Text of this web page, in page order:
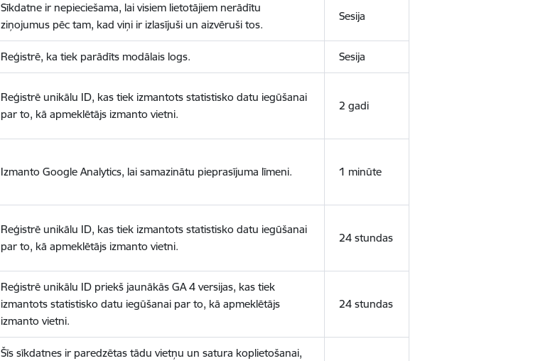
Sīkdatne ir nepieciešama, lai visiem lietotājiem nerādītu
ziņojumus pēc tam, kad viņi ir izlasījuši un aizvēruši tos.
Sesija
Reģistrē, ka tiek parādīts modālais logs. Sesija
Reģistrē unikālu ID, kas tiek izmantots statistisko datu iegūšanai
par to, kā apmeklētājs izmanto vietni.
2 gadi
Izmanto Google Analytics, lai samazinātu pieprasījuma līmeni. 1 minūte
Reģistrē unikālu ID, kas tiek izmantots statistisko datu iegūšanai
par to, kā apmeklētājs izmanto vietni.
24 stundas
Reģistrē unikālu ID priekš jaunākās GA 4 versijas, kas tiek
izmantots statistisko datu iegūšanai par to, kā apmeklētājs
izmanto vietni.
24 stundas
Šīs sīkdatnes ir paredzētas tādu vietņu un satura koplietošanai,